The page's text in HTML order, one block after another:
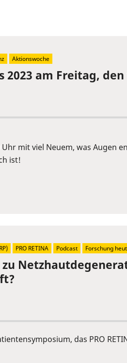
2023 am Freitag,
mit viel Neuem, was Augen
ist!
Aktionswoche
das PRO
PRO RETINA Podcast Forschung